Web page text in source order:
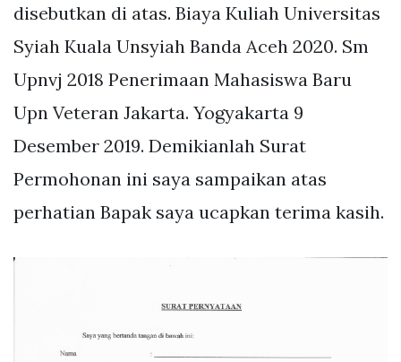
disebutkan di atas. Biaya Kuliah Universitas
Syiah Kuala Unsyiah Banda Aceh 2020. Sm
Upnvj 2018 Penerimaan Mahasiswa Baru
Upn Veteran Jakarta. Yogyakarta 9
Desember 2019. Demikianlah Surat
Permohonan ini saya sampaikan atas
perhatian Bapak saya ucapkan terima kasih.